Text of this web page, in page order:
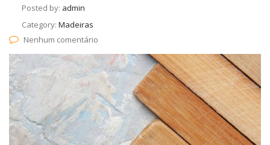
Posted by: admin
Category: Madeiras
Nenhum comentário